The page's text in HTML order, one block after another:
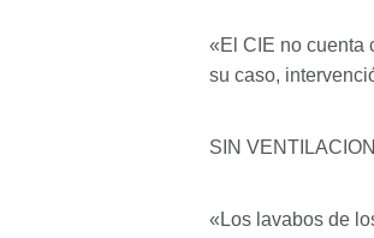
«El CIE no cuenta
su caso,
SIN
«Los lavabos de